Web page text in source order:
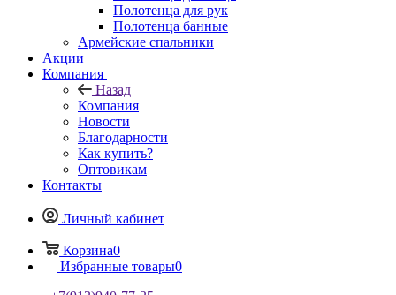
Полотенца для рук
Полотенца банные
Армейские спальники
Акции
Компания
Назад
Компания
Новости
Благодарности
Как купить?
Оптовикам
Контакты
Личный кабинет
Корзина0
Избранные товары0